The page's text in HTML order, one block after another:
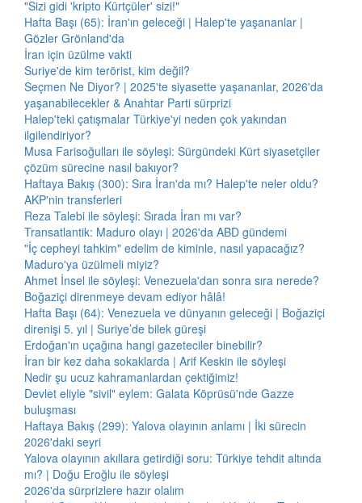
"Sizi gidi 'kripto Kürtçüler' sizi!"
Hafta Başı (65): İran'ın geleceği | Halep'te yaşananlar |
Gözler Grönland'da
İran için üzülme vakti
Suriye'de kim terörist, kim değil?
Seçmen Ne Diyor? | 2025'te siyasette yaşananlar, 2026'da
yaşanabilecekler & Anahtar Parti sürprizi
Halep'teki çatışmalar Türkiye'yi neden çok yakından
ilgilendiriyor?
Musa Farisoğulları ile söyleşi: Sürgündeki Kürt siyasetçiler
çözüm sürecine nasıl bakıyor?
Haftaya Bakış (300): Sıra İran'da mı? Halep'te neler oldu?
AKP'nin transferleri
Reza Talebi ile söyleşi: Sırada İran mı var?
Transatlantik: Maduro olayı | 2026'da ABD gündemi
"İç cepheyi tahkim" edelim de kiminle, nasıl yapacağız?
Maduro'ya üzülmeli miyiz?
Ahmet İnsel ile söyleşi: Venezuela'dan sonra sıra nerede?
Boğaziçi direnmeye devam ediyor hâlâ!
Hafta Başı (64): Venezuela ve dünyanın geleceği | Boğaziçi
direnişi 5. yıl | Suriye’de bilek güreşi
Erdoğan'ın uçağına hangi gazeteciler binebilir?
İran bir kez daha sokaklarda | Arif Keskin ile söyleşi
Nedir şu ucuz kahramanlardan çektiğimiz!
Devlet eliyle "sivil" eylem: Galata Köprüsü'nde Gazze
buluşması
Haftaya Bakış (299): Yalova olayının anlamı | İki sürecin
2026'daki seyri
Yalova olayının akıllara getirdiği soru: Türkiye tehdit altında
mı? | Doğu Eroğlu ile söyleşi
2026'da sürprizlere hazır olalım